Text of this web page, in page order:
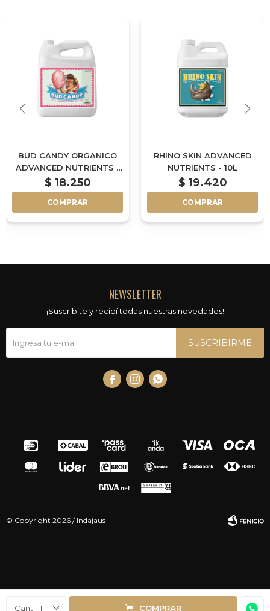
1 COMPRAR
BUD CANDY ORGANICO
ADVANCED NUTRIENTS -
10L
$ 18.250
COMPRAR
RHINO SKIN ADVANCED
NUTRIENTS - 10L
$ 19.420
COMPRAR
NEWSLETTER
¡Suscribite y recibí todas nuestras novedades!
SUSCRIBIRME
  
© Copyright 2026 / Indajaus
Fenicio